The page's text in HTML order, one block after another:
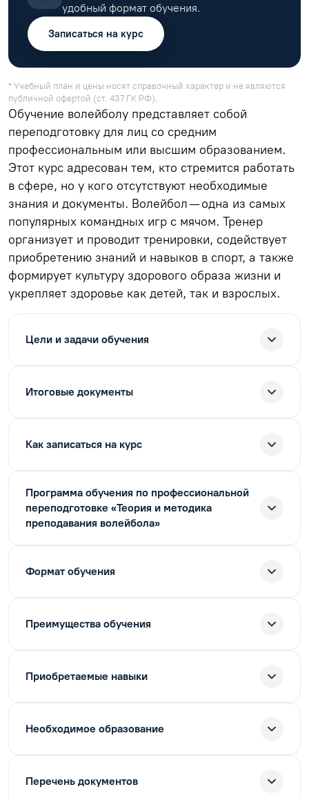
удобный формат обучения.
Записаться на курс
* Учебный план и цены носят справочный характер и не являются
публичной офертой (ст. 437 ГК РФ).
Обучение волейболу представляет собой
переподготовку для лиц со средним
профессиональным или высшим образованием.
Этот курс адресован тем, кто стремится работать
в сфере, но у кого отсутствуют необходимые
знания и документы. Волейбол — одна из самых
популярных командных игр с мячом. Тренер
организует и проводит тренировки, содействует
приобретению знаний и навыков в спорт, а также
формирует культуру здорового образа жизни и
укрепляет здоровье как детей, так и взрослых.
Цели и задачи обучения
Итоговые документы
Как записаться на курс
Программа обучения по профессиональной
переподготовке «Теория и методика
преподавания волейбола»
Формат обучения
Преимущества обучения
Приобретаемые навыки
Необходимое образование
Перечень документов